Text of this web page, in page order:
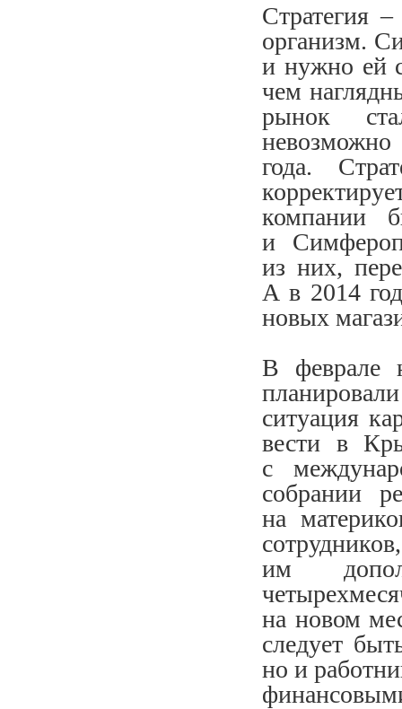
Стратегия
организм.
и нужно ей
чем
рынок
года.
компании
и
из них,
А в 2014
новых
В феврале
ситуация
вести в
с
собрании
на
им
на новом
следует
но и